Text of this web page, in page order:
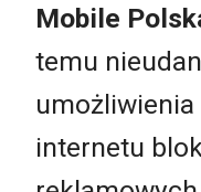
Mobile
temu
internetu